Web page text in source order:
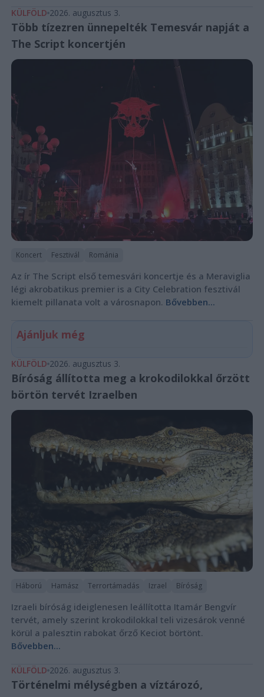
KÜLFÖLD 2026. augusztus 3.
Több tízezren ünnepelték Temesvár napját a
The Script koncertjén
Koncert Fesztivál Románia
Az ír The Script első temesvári koncertje és a Meraviglia
légi akrobatikus premier is a City Celebration fesztivál
kiemelt pillanata volt a városnapon. Bővebben...
Ajánljuk még
KÜLFÖLD 2026. augusztus 3.
Bíróság állította meg a krokodilokkal őrzött
börtön tervét Izraelben
Háború Hamász Terrortámadás Izrael Bíróság
Izraeli bíróság ideiglenesen leállította Itamár Bengvír
tervét, amely szerint krokodilokkal teli vizesárok venné
körül a palesztin rabokat őrző Keciot börtönt.
Bővebben...
KÜLFÖLD 2026. augusztus 3.
Történelmi mélységben a víztározó,